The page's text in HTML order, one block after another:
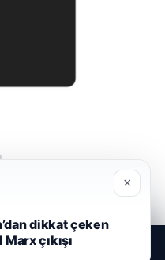
×
dikkat çeken
çıkışı